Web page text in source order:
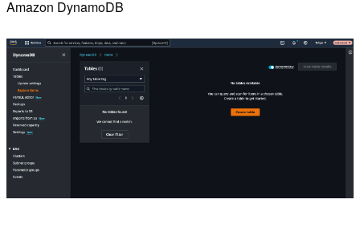
Amazon DynamoDB